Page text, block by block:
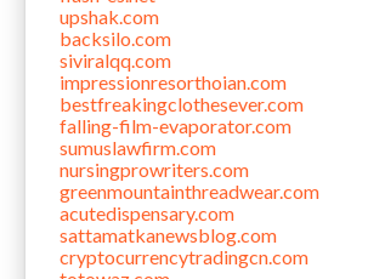
upshak.com
backsilo.com
siviralqq.com
impressionresorthoian.com
bestfreakingclothesever.com
falling-film-evaporator.com
sumuslawfirm.com
nursingprowriters.com
greenmountainthreadwear.com
acutedispensary.com
sattamatkanewsblog.com
cryptocurrencytradingcn.com